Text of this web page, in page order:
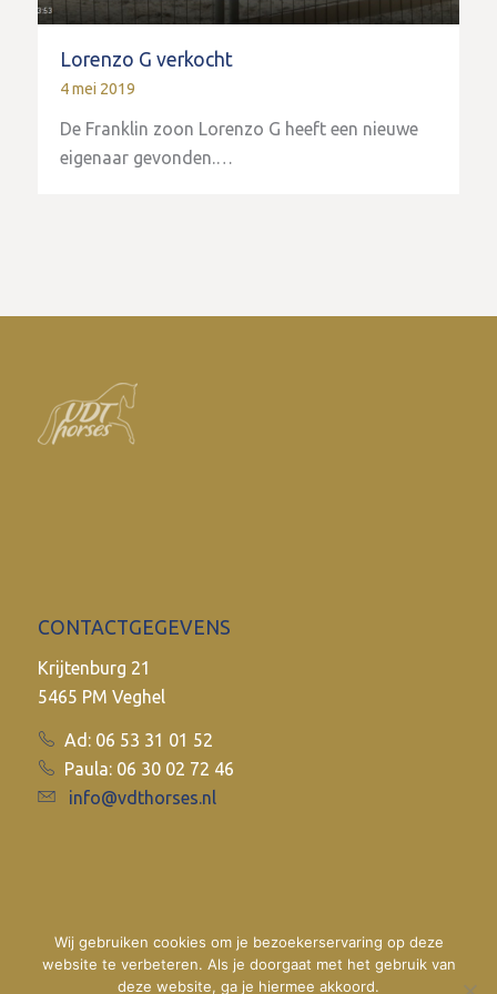
Lorenzo G verkocht
4 mei 2019
De Franklin zoon Lorenzo G heeft een nieuwe
eigenaar gevonden.…
CONTACTGEGEVENS
Krijtenburg 21
5465 PM Veghel
Ad: 06 53 31 01 52
Paula: 06 30 02 72 46
info@vdthorses.nl
Wij gebruiken cookies om je bezoekerservaring op deze
website te verbeteren. Als je doorgaat met het gebruik van
deze website, ga je hiermee akkoord.